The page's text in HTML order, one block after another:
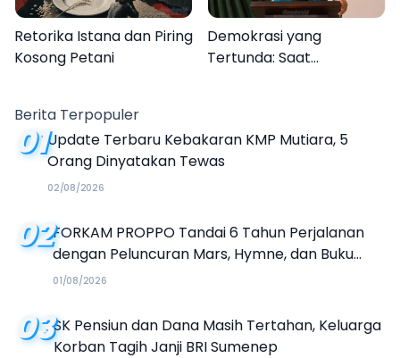
Retorika Istana dan Piring
Kosong Petani
Demokrasi yang
Tertunda: Saat
Berita Terpopuler
01Update Terbaru Kebakaran KMP Mutiara, 5
Orang Dinyatakan Tewas
02/08/2026
02FORKAM PROPPO Tandai 6 Tahun Perjalanan
dengan Peluncuran Mars, Hymne, dan Buku
Organisasi
01/08/2026
03SK Pensiun dan Dana Masih Tertahan, Keluarga
Korban Tagih Janji BRI Sumenep